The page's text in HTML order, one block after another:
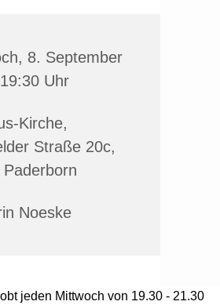
8. September
Uhr
Kirche,
Straße 20c,
Paderborn
Noeske
jeden Mittwoch von 19.30 - 21.30